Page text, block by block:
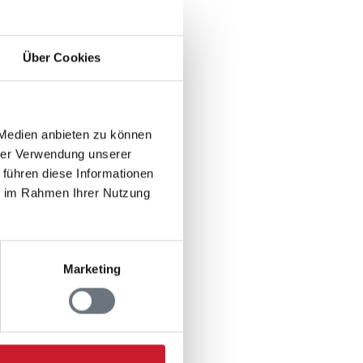
Über Cookies
anbieten zu können
Verwendung unserer
diese Informationen
Rahmen Ihrer Nutzung
Marketing
Wolf
sich ein Wolf dem
–
kann auch Neugier
dazu, dass der Wolf,
will. Extrem selten
Menschen
klatschen Sie in die